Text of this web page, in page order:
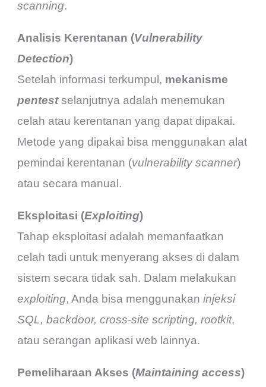
scanning.
Analisis Kerentanan (Vulnerability
Detection)
Setelah informasi terkumpul, mekanisme
pentestselanjutnya adalah menemukan
celah atau kerentanan yang dapat dipakai.
Metode yang dipakai bisa menggunakan alat
pemindai kerentanan (vulnerability scanner)
atau secara manual.
Eksploitasi (Exploiting)
Tahap eksploitasi adalah memanfaatkan
celah tadi untuk menyerang akses di dalam
sistem secara tidak sah. Dalam melakukan
exploiting, Anda bisa menggunakaninjeksi
SQL, backdoor, cross-site scripting, rootkit,
atau serangan aplikasi web lainnya.
Pemeliharaan Akses (Maintaining access)